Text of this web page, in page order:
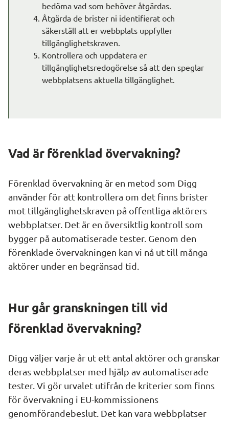
bedöma vad som behöver åtgärdas.
Åtgärda de brister ni identifierat och
säkerställ att er webbplats uppfyller
tillgänglighetskraven.
Kontrollera och uppdatera er
tillgänglighetsredogörelse så att den speglar
webbplatsens aktuella tillgänglighet.
Vad är förenklad övervakning?
Förenklad övervakning är en metod som Digg
använder för att kontrollera om det finns brister
mot tillgänglighetskraven på offentliga aktörers
webbplatser. Det är en översiktlig kontroll som
bygger på automatiserade tester. Genom den
förenklade övervakningen kan vi nå ut till många
aktörer under en begränsad tid.
Hur går granskningen till vid
förenklad övervakning?
Digg väljer varje år ut ett antal aktörer och granskar
deras webbplatser med hjälp av automatiserade
tester. Vi gör urvalet utifrån de kriterier som finns
för övervakning i EU-kommissionens
genomförandebeslut. Det kan vara webbplatser